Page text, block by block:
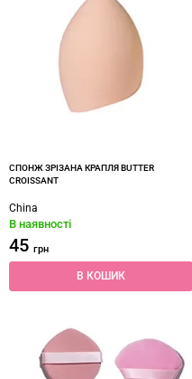
СПОНЖ ЗРІЗАНА КРАПЛЯ BUTTER
CROISSANT
China
В наявності
45 грн
В КОШИК